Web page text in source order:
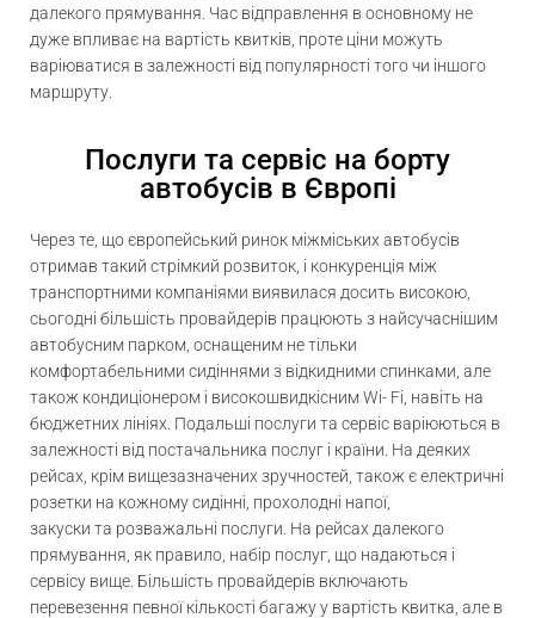
далекого прямування. Час відправлення в основному не
дуже впливає на вартість квитків, проте ціни можуть
варіюватися в залежності від популярності того чи іншого
маршруту.
Послуги та сервіс на борту
автобусів в Європі
Через те, що європейський ринок міжміських автобусів
отримав такий стрімкий розвиток, і конкуренція між
транспортними компаніями виявилася досить високою,
сьогодні більшість провайдерів працюють з найсучаснішим
автобусним парком, оснащеним не тільки
комфортабельними сидіннями з відкидними спинками, але
також кондиціонером і високошвидкісним Wi- Fi, навіть на
бюджетних лініях. Подальші послуги та сервіс варіюються в
залежності від постачальника послуг і країни. На деяких
рейсах, крім вищезазначених зручностей, також є електричні
розетки на кожному сидінні, прохолодні напої,
закуски та розважальні послуги. На рейсах далекого
прямування, як правило, набір послуг, що надаються і
сервісу вище. Більшість провайдерів включають
перевезення певної кількості багажу у вартість квитка, але в